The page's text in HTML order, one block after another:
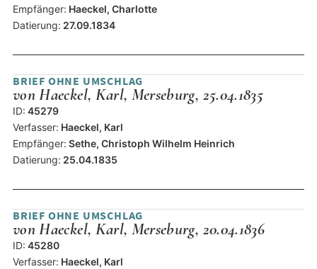
Empfänger: Haeckel, Charlotte
Datierung: 27.09.1834
BRIEF OHNE UMSCHLAG
von Haeckel, Karl, Merseburg, 25.04.1835
ID: 45279
Verfasser: Haeckel, Karl
Empfänger: Sethe, Christoph Wilhelm Heinrich
Datierung: 25.04.1835
BRIEF OHNE UMSCHLAG
von Haeckel, Karl, Merseburg, 20.04.1836
ID: 45280
Verfasser: Haeckel, Karl